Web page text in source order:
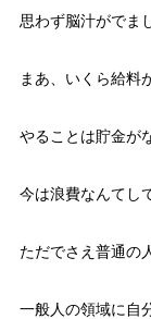
思わず脳汁がでま
まあ、いくら給料
やることは貯金が
今は浪費なんてし
ただでさえ普通の
一般人の領域に自